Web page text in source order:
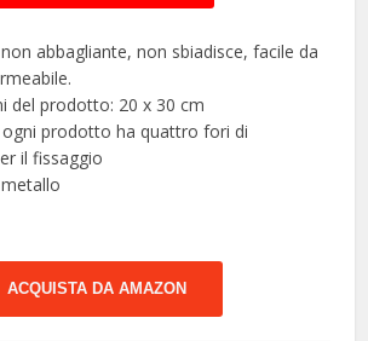
abbagliante, non sbiadisce, facile da
del prodotto: 20 x 30 cm
prodotto ha quattro fori di
il fissaggio
ACQUISTA DA AMAZON